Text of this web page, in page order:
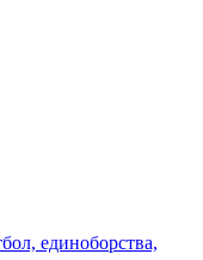
единоборства,